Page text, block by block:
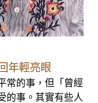
年輕亮眼
常的事，但「曾經
的事。其實有些人